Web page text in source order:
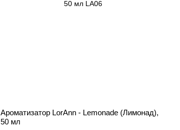
Ароматизатор LorAnn - Lemonade (Лимонад),
50 мл